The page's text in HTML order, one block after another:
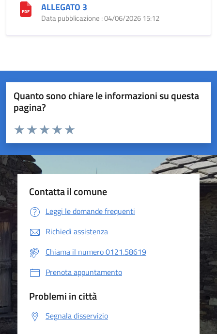
ALLEGATO 3
Data pubblicazione : 04/06/2026 15:12
Quanto sono chiare le informazioni su questa
pagina?
Valuta da 1 a 5 stelle la pagina
Valuta 5 stelle su 5
Valuta 4 stelle su 5
Valuta 3 stelle su 5
Valuta 2 stelle su 5
Valuta 1 stelle su 5
Contatta il comune
Leggi le domande frequenti
Richiedi assistenza
Chiama il numero 0121.58619
Prenota appuntamento
Problemi in città
Segnala disservizio